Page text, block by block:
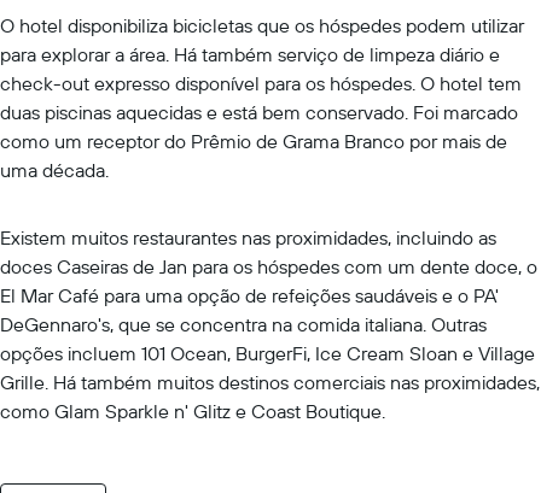
O hotel disponibiliza bicicletas que os hóspedes podem utilizar
para explorar a área. Há também serviço de limpeza diário e
check-out expresso disponível para os hóspedes. O hotel tem
duas piscinas aquecidas e está bem conservado. Foi marcado
como um receptor do Prêmio de Grama Branco por mais de
uma década.
Existem muitos restaurantes nas proximidades, incluindo as
doces Caseiras de Jan para os hóspedes com um dente doce, o
El Mar Café para uma opção de refeições saudáveis e o PA'
DeGennaro's, que se concentra na comida italiana. Outras
opções incluem 101 Ocean, BurgerFi, Ice Cream Sloan e Village
Grille. Há também muitos destinos comerciais nas proximidades,
como Glam Sparkle n' Glitz e Coast Boutique.